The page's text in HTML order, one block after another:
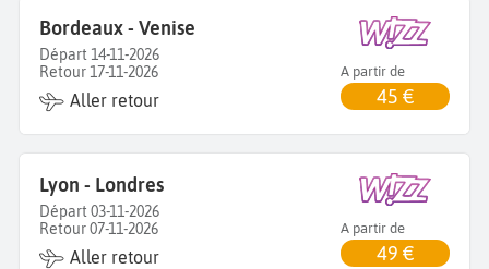
Bordeaux - Venise
Départ 14-11-2026
Retour 17-11-2026
Aller retour
A partir de
45 €
Lyon - Londres
Départ 03-11-2026
Retour 07-11-2026
Aller retour
A partir de
49 €